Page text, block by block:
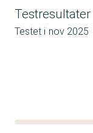
Testresultater
Testet i nov 2025